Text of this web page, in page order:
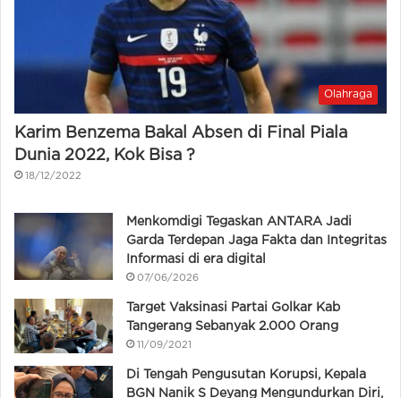
Olahraga
Karim Benzema Bakal Absen di Final Piala
Dunia 2022, Kok Bisa ?
18/12/2022
Menkomdigi Tegaskan ANTARA Jadi
Garda Terdepan Jaga Fakta dan Integritas
Informasi di era digital
07/06/2026
Target Vaksinasi Partai Golkar Kab
Tangerang Sebanyak 2.000 Orang
11/09/2021
Di Tengah Pengusutan Korupsi, Kepala
BGN Nanik S Deyang Mengundurkan Diri,